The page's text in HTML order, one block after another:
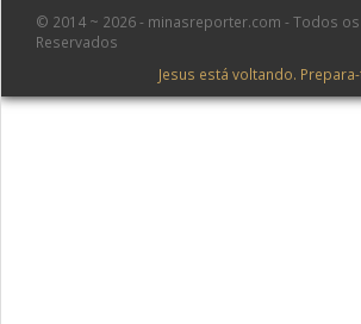
© 2014 ~ 2026 - minasreporter.com - Todos
Reservados
Jesus está voltando.